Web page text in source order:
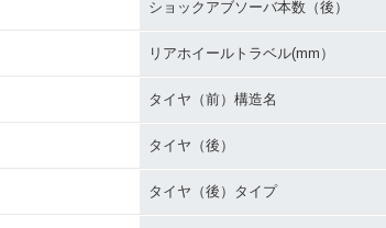
ショックアブソーバ本数（後）
リアホイールトラベル(mm）
タイヤ（前）構造名
タイヤ（後）
タイヤ（後）タイプ